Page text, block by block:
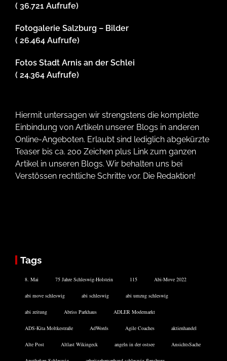
( 36.721 Aufrufe)
Fotogalerie Salzburg – Bilder
( 26.464 Aufrufe)
Fotos Stadt Arnis an der Schlei
( 24.364 Aufrufe)
Hiermit untersagen wir strengstens die komplette
Einbindung von Artikeln unserer Blogs in anderen
Online-Angeboten. Erlaubt sind lediglich abgekürzte
Teaser bis ca. 200 Zeichen plus Link zum ganzen
Artikel in unseren Blogs. Wir behalten uns bei
Verstössen rechtliche Schritte vor. Die Redaktion!
Tags
8. Mai 75 Jahre Schleswig-Holstein 115 Abi-Move 2022
abi move schleswig abi schleswig abi umzug schleswig
abi zeitung Abriss Parkhaus ADLER Modemarkt
ADS-Kita Moltkestraße AdWords Agile Coaches aktienhandel
Alte Post Altlast Wikingeck angeln in der ostsee AnsichtsSache